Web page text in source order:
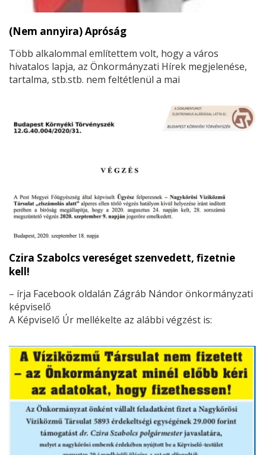
(Nem annyira) Apróság
Több alkalommal említettem volt, hogy a város
hivatalos lapja, az Önkormányzati Hírek megjelenése,
tartalma, stb.stb. nem feltétlenül a mai
Gyanítom, hogy fogalmuk sincs arról,
hogy milyennek kellene lennie egy kisvárosi,
„önkormányzati” újságnak! De az évek óta
mikéntjéről: műfaj, lapszerkesztés,
Czira Szabolcs vereséget szenvedett, fizetnie
kell!
– írja Facebook oldalán Zágráb Nándor önkormányzati
képviselő
A Képviselő Úr mellékelte az alábbi végzést is: